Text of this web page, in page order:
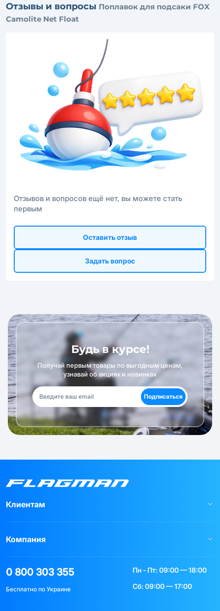
Отзывы и вопросы Поплавок для подсаки FOX
Camolite Net Float
Отзывов и вопросов ещё нет, вы можете стать
первым
Оставить отзыв
Задать вопрос
Будь в курсе!
Получай первым товары по выгодным ценам,
узнавай об акциях и новинках
Подписаться
Клиентам
Компания
0 800 303 355
Бесплатно по Украине
Пн - Пт: 09:00 — 18:00
Сб: 09:00 — 17:00